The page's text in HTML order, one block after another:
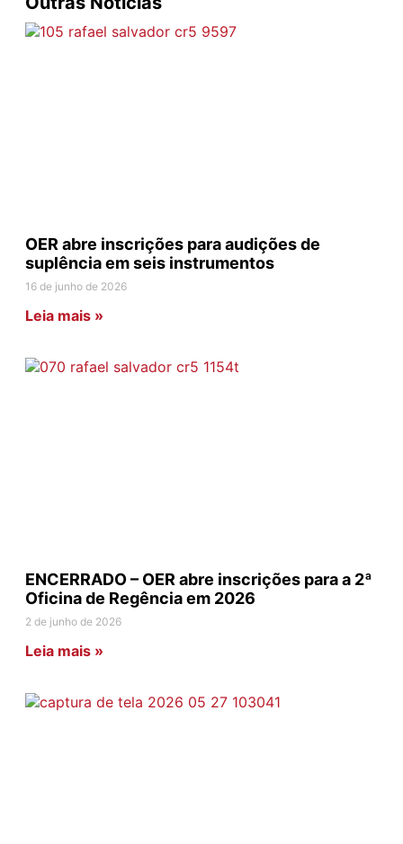
OER abre inscrições para audições de
suplência em seis instrumentos
16 de junho de 2026
Leia mais »
ENCERRADO – OER abre inscrições para a 2ª
Oficina de Regência em 2026
2 de junho de 2026
Leia mais »